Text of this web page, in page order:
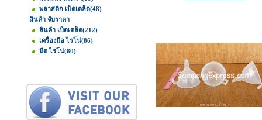
พลาสติก เบ็ดเตล็ด(48)
สินค้า จับราคา
สินค้า เบ็ดเตล็ด(212)
เครื่องมือ ไรโน่(86)
มีด ไรโน่(80)